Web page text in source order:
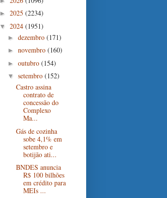
► 2025 (2234)
▼ 2024 (1951)
► dezembro (171)
► novembro (160)
► outubro (154)
▼ setembro (152)
Castro assina
contrato de
concessão do
Complexo
Ma...
Gás de cozinha
sobe 4,1% em
setembro e
botijão ati...
BNDES anuncia
R$ 100 bilhões
em crédito para
MEIs ...